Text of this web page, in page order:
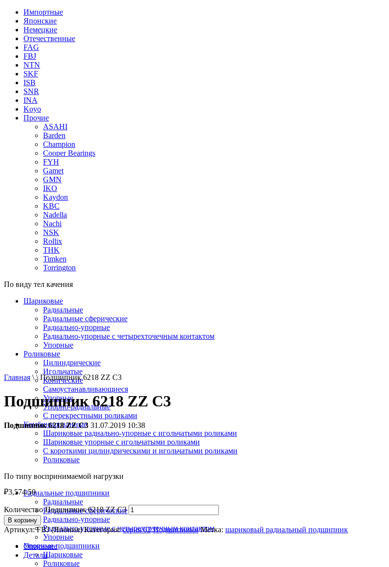
Импортные
Японские
Немецкие
Отечественные
FAG
FBJ
NTN
SKF
ISB
SNR
INA
Koyo
Прочие
ASAHI
Barden
Champion
Cooper Bearings
FYH
Gamet
GMN
IKO
Kaydon
KBC
Nadella
Nachi
NSK
Rollix
THK
Timken
Torrington
По виду тел качения
Шариковые
Радиальные
Радиальные сферические
Радиально-упорные
Радиально-упорные с четырехточечным контактом
Упорные
Роликовые
Цилиндрические
Игольчатые
Конические
Самоустанавливающиеся
Упорные
Упорно-радиальные
C перекрестными роликами
Комбинированные
Шариковые радиально-упорные с игольчатыми роликами
Шариковые упорные с игольчатыми роликами
С короткими цилиндрическими и игольчатыми роликами
Роликовые
По типу воспринимаемой нагрузки
Радиальные подшипники
Радиальные
Радиальные сферические
Радиально-упорные
Радиально-упорные с четырехточечным контактом
Упорные
Упорные подшипники
Шариковые
Роликовые
Главная \ \ Подшипник 6218 ZZ C3
Подшипник 6218 ZZ C3
Подшипник 6218 ZZ C3 31.07.2019 10:38
₽3,574.50
Количество Подшипник 6218 ZZ C3
В корзину
Артикул:FBJ (Япония) Категория:серия 62,Подшипники Метка: шариковый радиальный подшипник
Описание
Детали